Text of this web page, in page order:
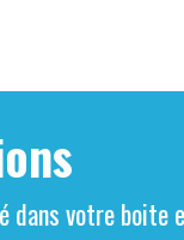
votre boite